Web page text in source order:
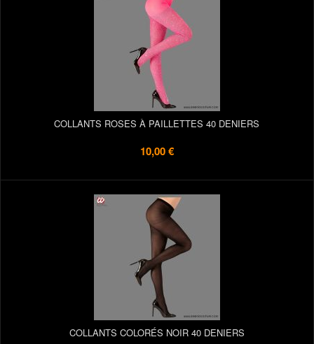
COLLANTS ROSES À PAILLETTES 40 DENIERS
10,00 €
COLLANTS COLORÉS NOIR 40 DENIERS